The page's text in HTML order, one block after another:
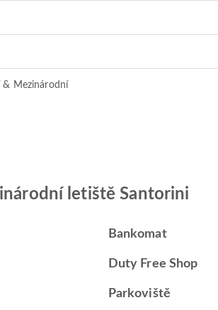
& Mezinárodní
letiště Santorini
Bankomat
Duty Free Shop
Parkoviště